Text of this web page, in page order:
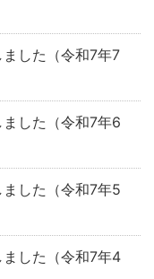
した（令和7年7
した（令和7年6
した（令和7年5
した（令和7年4